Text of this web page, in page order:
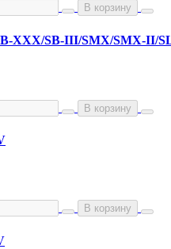
В корзину
XXX/SB-III/SMX/SMX-II/
В корзину
В корзину